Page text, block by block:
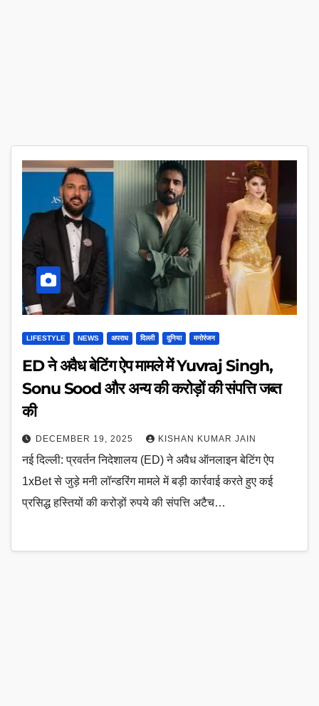
LIFESTYLE NEWS अपराध दिल्ली दुनिया मनोरंजन
ED ने अवैध बेटिंग ऐप मामले में Yuvraj Singh,
Sonu Sood और अन्य की करोड़ों की संपत्ति जब्त
की
DECEMBER 19, 2025 KISHAN KUMAR JAIN
नई दिल्ली: प्रवर्तन निदेशालय (ED) ने अवैध ऑनलाइन बेटिंग ऐप
1xBet से जुड़े मनी लॉन्डरिंग मामले में बड़ी कार्रवाई करते हुए कई
प्रसिद्ध हस्तियों की करोड़ों रुपये की संपत्ति अटैच…